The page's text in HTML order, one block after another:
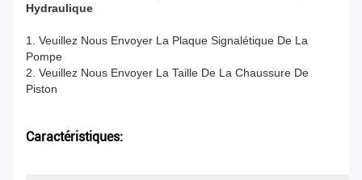
Hydraulique
1. Veuillez Nous Envoyer La Plaque Signalétique De La
Pompe
2. Veuillez Nous Envoyer La Taille De La Chaussure De
Piston
Caractéristiques: